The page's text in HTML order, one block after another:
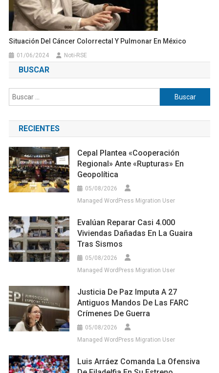
Situación Del Cáncer Colorrectal Y Pulmonar En México
01/06/2024 Noti-RSE
BUSCAR
Buscar:
RECIENTES
Cepal Plantea «cooperación
Regional» Ante «rupturas» En
Geopolítica
05/08/2026
Managed WordPress Migration User
Evalúan Reparar Casi 4.000
Viviendas Dañadas En La Guaira
Tras Sismos
05/08/2026
Managed WordPress Migration User
Justicia De Paz Imputa A 27
Antiguos Mandos De Las FARC
Crímenes De Guerra
05/08/2026
Managed WordPress Migration User
Luis Arráez Comanda La Ofensiva